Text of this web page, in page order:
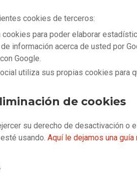
cookies de terceros:
cookies para poder elaborar
información acerca de usted por
Google.
utiliza sus propias cookies para
de cookies
su derecho de desactivación
usando. Aquí le dejamos una